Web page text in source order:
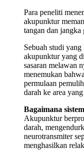
Para peneliti
akupunktur
tangan dan jangka
Sebuah studi
akupunktur yang
sasaran melawan
menemukan
permulaan
darah ke area
Bagaimana
Akupunktur
darah,
neurotransmiter
menghasilkan